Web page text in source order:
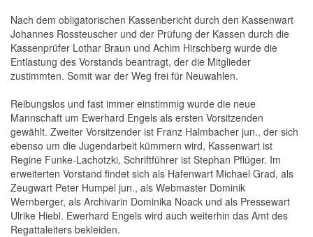
Nach dem obligatorischen Kassenbericht durch den Kassenwart
Johannes Rossteuscher und der Prüfung der Kassen durch die
Kassenprüfer Lothar Braun und Achim Hirschberg wurde die
Entlastung des Vorstands beantragt, der die Mitglieder
zustimmten. Somit war der Weg frei für Neuwahlen.
Reibungslos und fast immer einstimmig wurde die neue
Mannschaft um Ewerhard Engels als ersten Vorsitzenden
gewählt. Zweiter Vorsitzender ist Franz Halmbacher jun., der sich
ebenso um die Jugendarbeit kümmern wird, Kassenwart ist
Regine Funke-Lachotzki, Schriftführer ist Stephan Pflüger. Im
erweiterten Vorstand findet sich als Hafenwart Michael Grad, als
Zeugwart Peter Humpel jun., als Webmaster Dominik
Wernberger, als Archivarin Dominika Noack und als Pressewart
Ulrike Hiebl. Ewerhard Engels wird auch weiterhin das Amt des
Regattaleiters bekleiden.